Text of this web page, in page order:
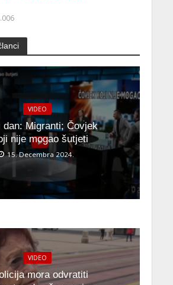
VIDEO
dan: Migranti; Čovjek
nije mogao šutjeti
15. Decembra 2024.
VIDEO
mora odvratiti